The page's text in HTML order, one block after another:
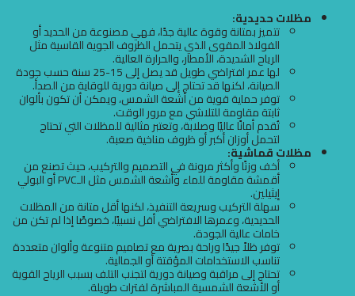
مظلات حديدية:
تتميز بمتانة وقوة عالية جدًا، فهي مصنوعة من الحديد أو
الفولاذ المقوى الذي يتحمل الظروف الجوية القاسية مثل
الرياح الشديدة، الأمطار، والحرارة العالية.
لها عمر افتراضي طويل قد يصل إلى 15-25 سنة حسب جودة
الصيانة، لكنها قد تحتاج إلى صيانة دورية للوقاية من الصدأ.
توفر حماية قوية من أشعة الشمس، ويمكن أن تكون بألوان
ثابتة مقاومة للتلاشي مع مرور الوقت.
تُقدم أمانًا عاليًا وصلابة، وتعتبر مثالية للمظلات التي تحتاج
لتحمل أوزان أكبر أو ظروف مناخية صعبة.
مظلات قماشية:
أخف وزنًا وأكثر مرونة في التصميم والتركيب، حيث تصنع من
أقمشة مقاومة للماء وأشعة الشمس مثل الـPVC أو البولي
إيثيلين.
سهلة التركيب وسريعة التنفيذ، لكنها أقل متانة من المظلات
الحديدية، وعمرها الافتراضي أقل نسبيًا، خصوصًا إذا لم تكن من
خامات عالية الجودة.
توفر ظلاً جيدًا وراحة بصرية مع تصاميم متنوعة وألوان متعددة
تناسب الاستخدامات المؤقتة أو الجمالية.
تحتاج إلى مراقبة وصيانة دورية لتجنب التلف بسبب الرياح القوية
أو الأشعة الشمسية المباشرة لفترات طويلة.